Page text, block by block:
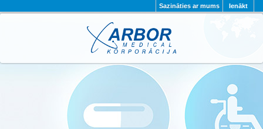
Ienākt
Sazināties ar mums
PAR MUMS PROJEKTI
KONTAKTI
PRIVĀTUMA POLITIKA